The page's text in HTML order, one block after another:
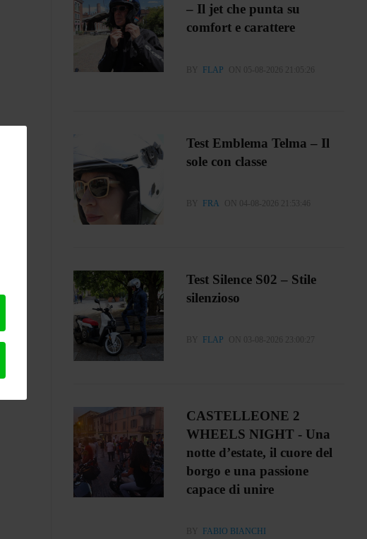
– Il jet che punta su
comfort e carattere
BY FLAP ON 05-08-2026 21:05:26
Test Emblema Telma – Il
sole con classe
BY FRA ON 04-08-2026 21:53:46
Test Silence S02 – Stile
silenzioso
BY FLAP ON 03-08-2026 23:00:27
CASTELLEONE 2
WHEELS NIGHT - Una
notte d’estate, il cuore del
borgo e una passione
capace di unire
BY
FABIO BIANCHI